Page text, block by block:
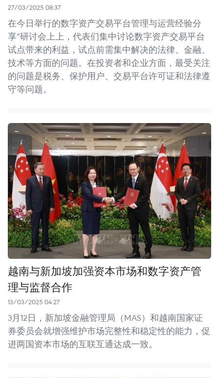
27/03/2025 08:37
在今日举行的数字资产交易平台管理与运营经验分
享”研讨会上上，代表们集中讨论数字资产交易平台
试点带来的利益，试点前需集中解决的法律、金融、
技术等方面的问题。在投资者和企业方面，最受关注
的问题是税务、保护用户、交易平台许可证和法律遵
守等问题。
越南与新加坡加强资本市场和数字资产管
理与监督合作
13/03/2025 04:27
3月12日，新加坡金融管理局（MAS）和越南国家证
券委员会就增强维护市场完整性和稳定性的能力，促
进两国资本市场的互联互通达成一致。